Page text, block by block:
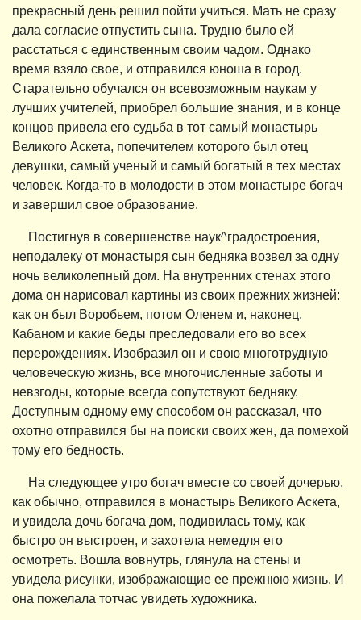
прекрасный день решил пойти учиться. Мать не сразу
дала согласие отпустить сына. Трудно было ей
расстаться с единственным своим чадом. Однако
время взяло свое, и отправился юноша в город.
Старательно обучался он всевозможным наукам у
лучших учителей, приобрел большие знания, и в конце
концов привела его судьба в тот самый монастырь
Великого Аскета, попечителем которого был отец
девушки, самый ученый и самый богатый в тех местах
человек. Когда-то в молодости в этом монастыре богач
и завершил свое образование.
Постигнув в совершенстве наук^градостроения,
неподалеку от монастыря сын бедняка возвел за одну
ночь великолепный дом. На внутренних стенах этого
дома он нарисовал картины из своих прежних жизней:
как он был Воробьем, потом Оленем и, наконец,
Кабаном и какие беды преследовали его во всех
перерождениях. Изобразил он и свою многотрудную
человеческую жизнь, все многочисленные заботы и
невзгоды, которые всегда сопутствуют бедняку.
Доступным одному ему способом он рассказал, что
охотно отправился бы на поиски своих жен, да помехой
тому его бедность.
На следующее утро богач вместе со своей дочерью,
как обычно, отправился в монастырь Великого Аскета,
и увидела дочь богача дом, подивилась тому, как
быстро он выстроен, и захотела немедля его
осмотреть. Вошла вовнутрь, глянула на стены и
увидела рисунки, изображающие ее прежнюю жизнь. И
она пожелала тотчас увидеть художника.